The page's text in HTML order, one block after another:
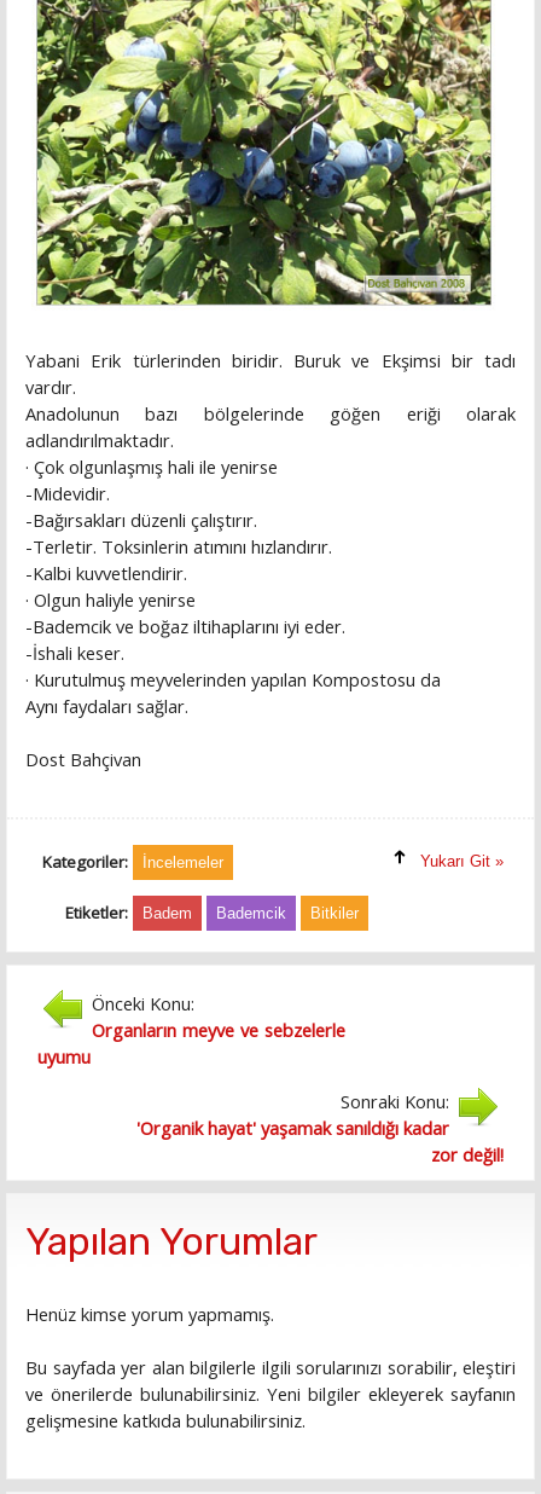
Yabani Erik türlerinden biridir. Buruk ve Ekşimsi bir tadı
vardır.
Anadolunun bazı bölgelerinde göğen eriği olarak
adlandırılmaktadır.
· Çok olgunlaşmış hali ile yenirse
-Midevidir.
-Bağırsakları düzenli çalıştırır.
-Terletir. Toksinlerin atımını hızlandırır.
-Kalbi kuvvetlendirir.
· Olgun haliyle yenirse
-Bademcik ve boğaz iltihaplarını iyi eder.
-İshali keser.
· Kurutulmuş meyvelerinden yapılan Kompostosu da
Aynı faydaları sağlar.
Dost Bahçivan
Kategoriler: İncelemeler Yukarı Git »
Etiketler: Badem Bademcik Bitkiler
Önceki Konu:
Organların meyve ve sebzelerle
uyumu
Sonraki Konu:
'Organik hayat' yaşamak sanıldığı kadar
zor değil!
Yapılan Yorumlar
Henüz kimse yorum yapmamış.
Bu sayfada yer alan bilgilerle ilgili sorularınızı sorabilir, eleştiri
ve önerilerde bulunabilirsiniz. Yeni bilgiler ekleyerek sayfanın
gelişmesine katkıda bulunabilirsiniz.